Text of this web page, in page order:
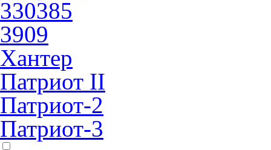
330385
3909
Хантер
Патриот II
Патриот-2
Патриот-3